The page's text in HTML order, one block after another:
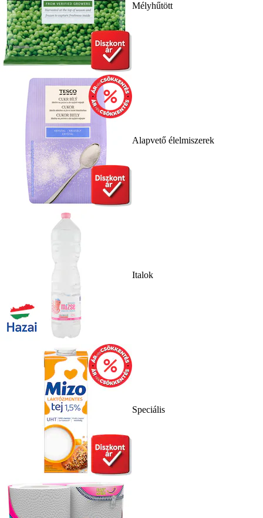
Mélyhűtött
Alapvető élelmiszerek
Italok
Speciális